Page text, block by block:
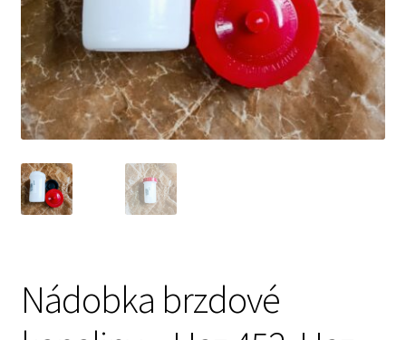
Prodávající – kontaktní informace
Způsoby úhrady
O nás
Nádobka brzdové